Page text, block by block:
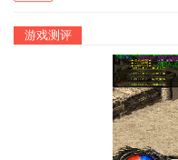
游戏测评